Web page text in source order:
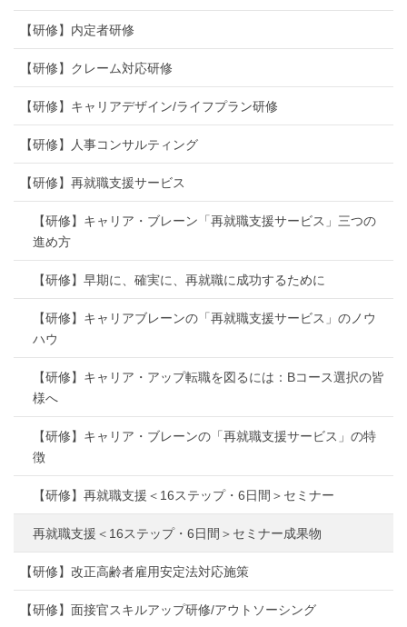
【研修】内定者研修
【研修】クレーム対応研修
【研修】キャリアデザイン/ライフプラン研修
【研修】人事コンサルティング
【研修】再就職支援サービス
【研修】キャリア・ブレーン「再就職支援サービス」三つの
進め方
【研修】早期に、確実に、再就職に成功するために
【研修】キャリアブレーンの「再就職支援サービス」のノウ
ハウ
【研修】キャリア・アップ転職を図るには：Bコース選択の皆
様へ
【研修】キャリア・ブレーンの「再就職支援サービス」の特
徴
【研修】再就職支援＜16ステップ・6日間＞セミナー
再就職支援＜16ステップ・6日間＞セミナー成果物
【研修】改正高齢者雇用安定法対応施策
【研修】面接官スキルアップ研修/アウトソーシング